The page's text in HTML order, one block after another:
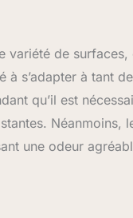
variété de surfaces,
à s’adapter à tant
qu’il est
Néanmoins,
une odeur